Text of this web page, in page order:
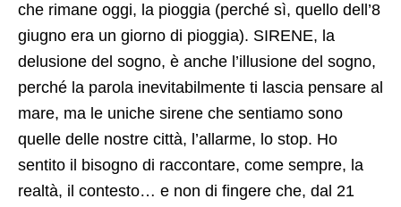
che rimane oggi, la pioggia (perché sì, quello dell’8
giugno era un giorno di pioggia). SIRENE, la
delusione del sogno, è anche l’illusione del sogno,
perché la parola inevitabilmente ti lascia pensare al
mare, ma le uniche sirene che sentiamo sono
quelle delle nostre città, l’allarme, lo stop. Ho
sentito il bisogno di raccontare, come sempre, la
realtà, il contesto… e non di fingere che, dal 21